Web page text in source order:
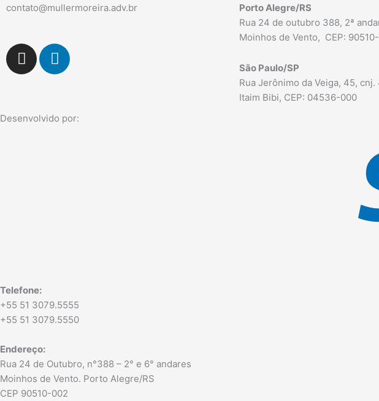
contato@mullermoreira.adv.br
I
n
g
L
i
e
d
Porto Alegre/RS
Rua 24 de outubro 388, 2ª
Moinhos de Vento, CEP:
São Paulo/SP
Rua Jerônimo da Veiga, 45,
Itaim Bibi, CEP: 04536-000
Desenvolvido por:
Telefone:
+55 51 3079.5555
+55 51 3079.5550
Endereço:
Rua 24 de Outubro, n°388 – 2° e 6° andares
Moinhos de Vento. Porto Alegre/RS
CEP 90510-002